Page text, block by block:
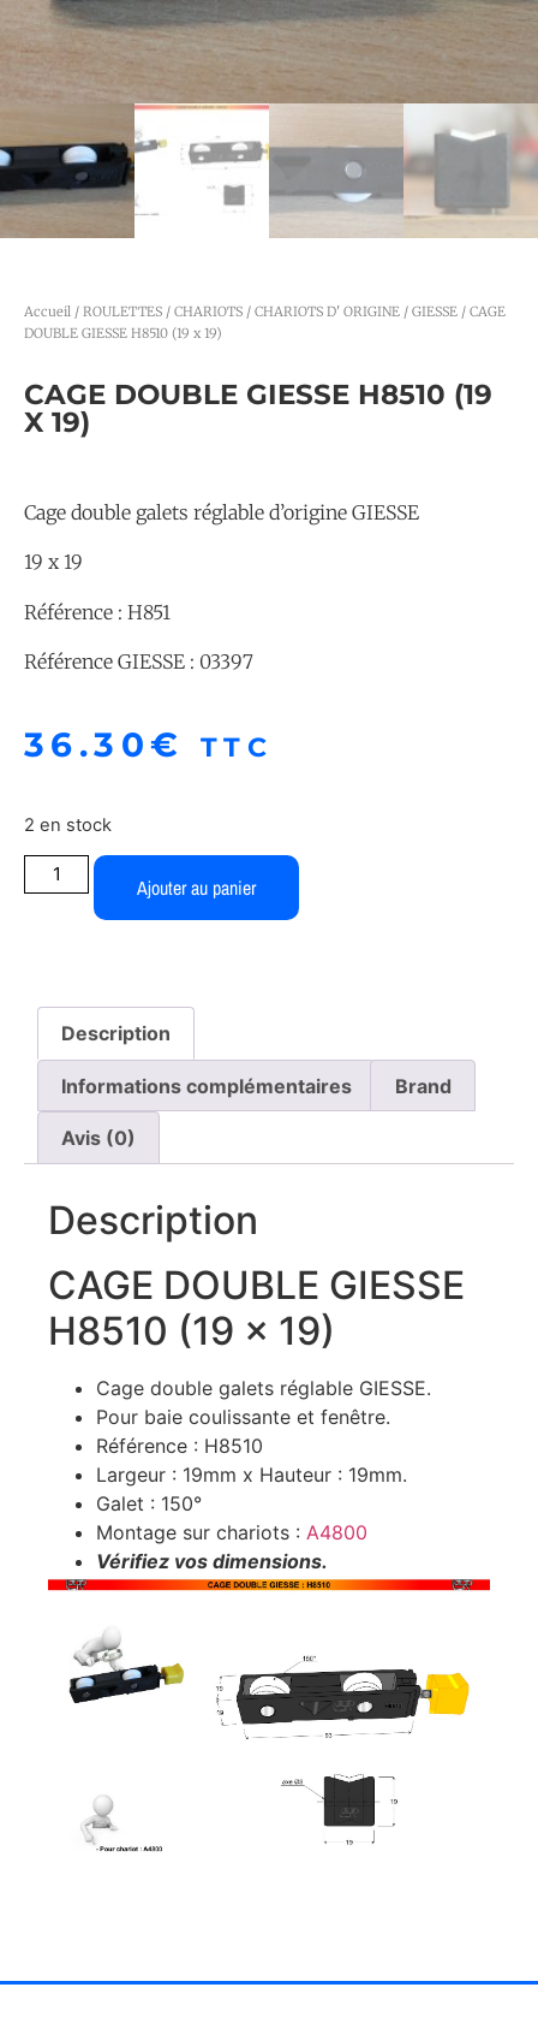
Accueil / ROULETTES / CHARIOTS / CHARIOTS D' ORIGINE / GIESSE / CAGE
DOUBLE GIESSE H8510 (19 x 19)
CAGE DOUBLE GIESSE H8510 (19
X 19)
Cage double galets réglable d’origine GIESSE
19 x 19
Référence : H851
Référence GIESSE : 03397
36.30€ TTC
2 en stock
Ajouter au panier
Description
Informations complémentaires Brand
Avis (0)
Description
CAGE DOUBLE GIESSE
H8510 (19 x 19)
Cage double galets réglable GIESSE.
Pour baie coulissante et fenêtre.
Référence : H8510
Largeur : 19mm x Hauteur : 19mm.
Galet : 150°
Montage sur chariots : A4800
Vérifiez vos dimensions.